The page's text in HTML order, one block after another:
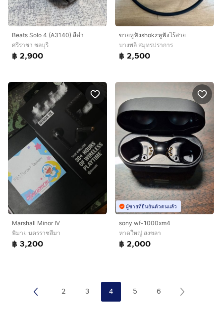
Beats Solo 4 (A3140) สีดำ
ศรีราชา ชลบุรี
฿ 2,900
ขายหูฟังshokzหูฟังไร้สาย
บางพลี สมุทรปราการ
฿ 2,500
Marshall Minor IV
พิมาย นครราชสีมา
฿ 3,200
ผู้ขายที่ยืนยันตัวตนแล้ว
sony wf-1000xm4
หาดใหญ่ สงขลา
฿ 2,000
2 3 4 5 6